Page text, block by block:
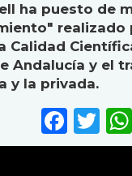
ha puesto de
realizado
Calidad
Andalucía y el
y la privada.